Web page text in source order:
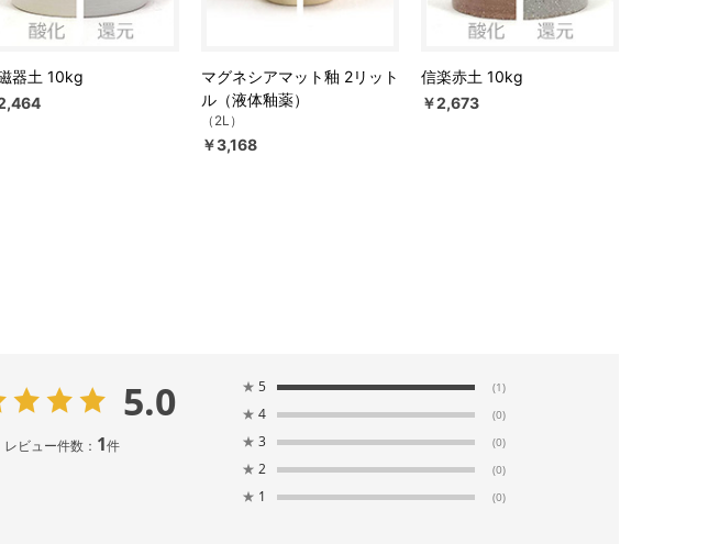
器土 10kg
マグネシアマット釉 2リット
ル（液体釉薬）
（2L）
￥3,168
信楽赤土 10kg
￥2,673
5.0
レビュー件数： 1件
★ 5 (1)
★ 4 (0)
★ 3 (0)
★ 2 (0)
★ 1 (0)